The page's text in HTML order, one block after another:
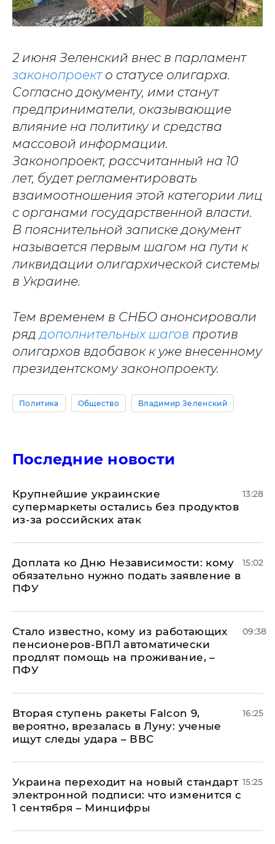
2 июня Зеленский внес в парламент
законопроекто статусе олигарха.
Согласно документу, ими станут
предприниматели, оказывающие
влияние на политику и средства
массовой информации.
Законопроект, рассчитанный на 10
лет, будет регламентировать
взаимоотношения этой категории лиц
с органами государственной власти.
В пояснительной записке документ
называется первым шагом на пути к
ликвидации олигархической системы
в Украине.
Тем временем в СНБО анонсировали
ряддополнительных шагов против
олигархов вдобавок к уже внесенному
президентскому законопроекту.
Политика Общество Владимир Зеленский
Последние новости
Крупнейшие украинские
супермаркеты остались без продуктов
из-за российских атак
13:28
Доплата ко Дню Независимости: кому
обязательно нужно подать заявление в
ПФУ
15:02
Стало известно, кому из работающих
пенсионеров-ВПЛ автоматически
продлят помощь на проживание, –
ПФУ
09:38
Вторая ступень ракеты Falcon 9,
вероятно, врезалась в Луну: ученые
ищут следы удара – ВВС
16:25
Украина переходит на новый стандарт
электронной подписи: что изменится с
1 сентября – Минцифры
15:25